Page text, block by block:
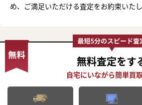
め、ご満足いただける査定をお約束いたし
無料査定をす